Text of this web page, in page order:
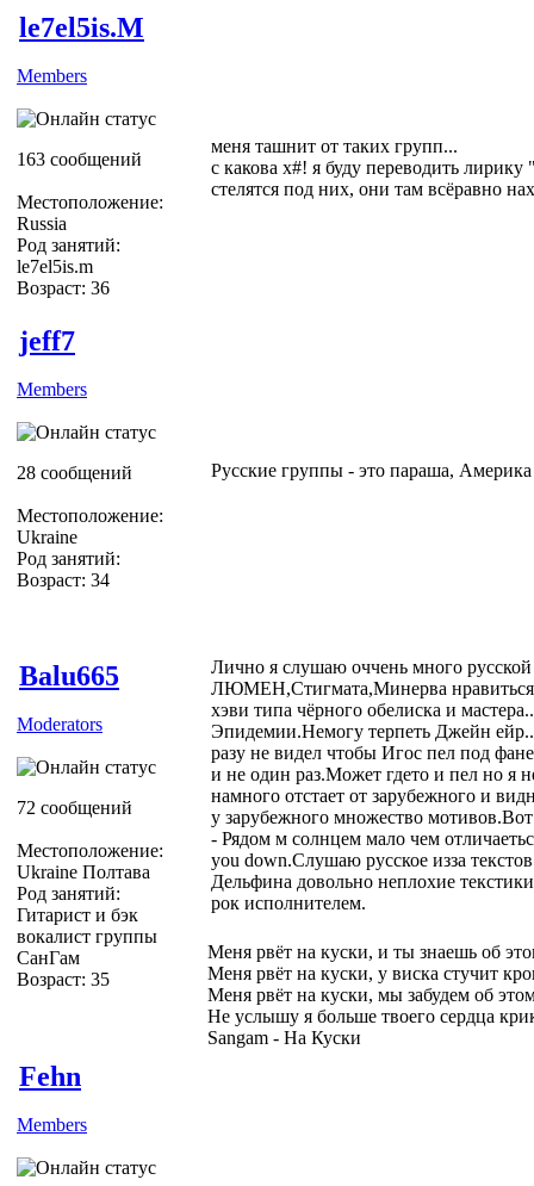
le7el5is.M
Members
163 сообщений
Местоположение:
Russia
Род занятий:
le7el5is.m
Возраст: 36
меня ташнит от таких групп...
с какова х#! я буду переводить
стелятся под них, они там всёравно
jeff7
Members
28 сообщений
Местоположение:
Ukraine
Род занятий:
Возраст: 34
Русские группы - это параша,
Balu665
Moderators
72 сообщений
Местоположение:
Ukraine Полтава
Род занятий:
Гитарист и бэк
вокалист группы
СанГам
Возраст: 35
Лично я слушаю оччень много
ЛЮМЕН,Стигмата,Минерва
хэви типа чёрного обелиска и
Эпидемии.Немогу терпеть Джейн
разу не видел чтобы Игос пел под
и не один раз.Может гдето и пел но я
намного отстает от зарубежного и
у зарубежного множество
- Рядом м солнцем мало чем
you down.Слушаю русское изза
Дельфина довольно неплохие
рок исполнителем.
Меня рвёт на куски, и ты знаешь об
Меня рвёт на куски, у виска стучит
Меня рвёт на куски, мы забудем об
Не услышу я больше твоего сердца
Sangam - На Куски
Fehn
Members